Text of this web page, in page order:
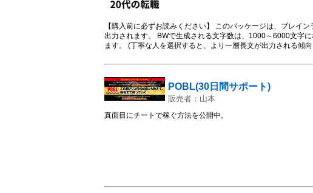
ださい。 ※場合によっては、多少の修正が必要な場合があ
【購入前に必ずお読みください】 このパッケージは、ブレイ
出力されます。 BWで生成される文字数は、1000～6000文字
ます。 (丁寧な人を選択すると、より一層長文が出力される傾
内容】 20代の転職10ジャンル22本+4本 特化サイト向け 20代
ンルは転職で見出しごとの原稿を用意しました。
４ ②B 20代で転職を考える際の注意点 ５ ③A 20代の
７ ④A 20代の転職スキル ８ ④B 20代の転職スキル ９
10 ⑤B 20代の転職成功のための重要なポイント 11
13 ⑥A 20代の転職戦略：前半・半ば・後半 14 ⑥B 20
い 21 ⑩A 面接でのNG行動10選 22 ⑩B 面接でのNG
②業界別ランキング 25 おまけ③転職サイト4選 26 おまけ
POBL(30日間サポート)
販売者：山本
真面目にチートで稼ぐ方法を公開中。